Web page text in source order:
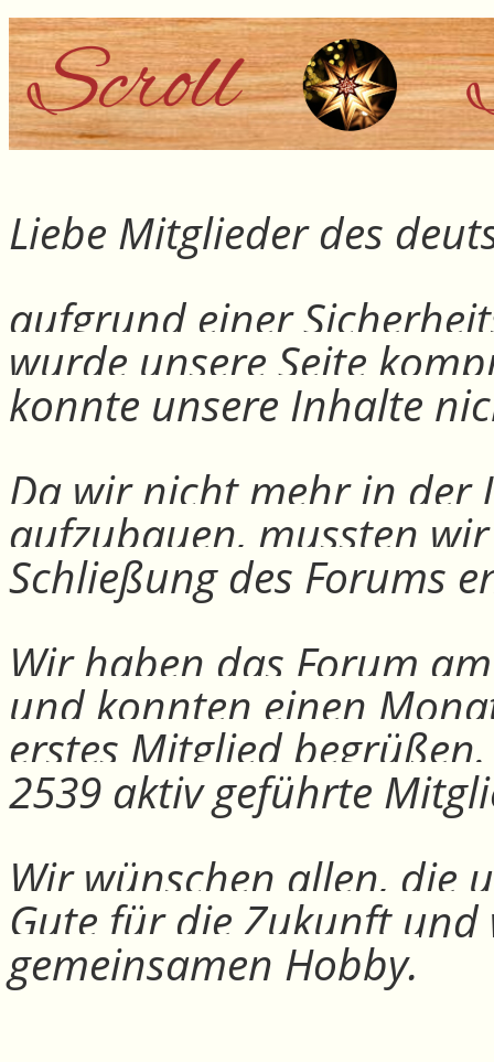
Liebe Mitglieder des
aufgrund einer
wurde unsere Seite
konnte unsere Inhalte
Da wir nicht mehr in der
aufzubauen, mussten
Schließung des Forums
Wir haben das Forum
und konnten einen
erstes Mitglied
2539 aktiv geführte
Wir wünschen allen, die
Gute für die Zukunft
gemeinsamen Hobby.